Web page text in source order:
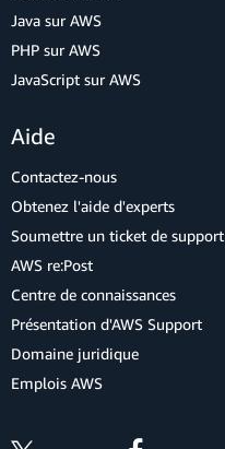
Java sur AWS
PHP sur AWS
JavaScript sur AWS
Aide
Contactez-nous
Obtenez l'aide d'experts
Soumettre un ticket de support
AWS re:Post
Centre de connaissances
Présentation d'AWS Support
Domaine juridique
Emplois AWS